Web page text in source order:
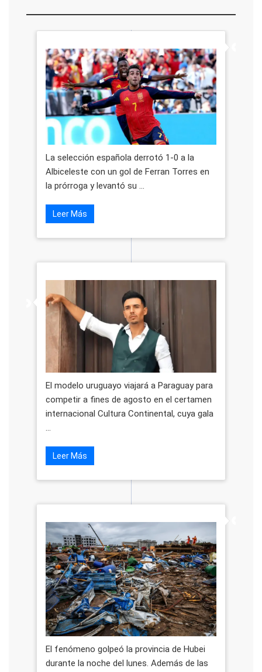
La selección española derrotó 1-0 a la
Albiceleste con un gol de Ferran Torres en
la prórroga y levantó su ...
Leer Más
El modelo uruguayo viajará a Paraguay para
competir a fines de agosto en el certamen
internacional Cultura Continental, cuya gala
...
Leer Más
El fenómeno golpeó la provincia de Hubei
durante la noche del lunes. Además de las